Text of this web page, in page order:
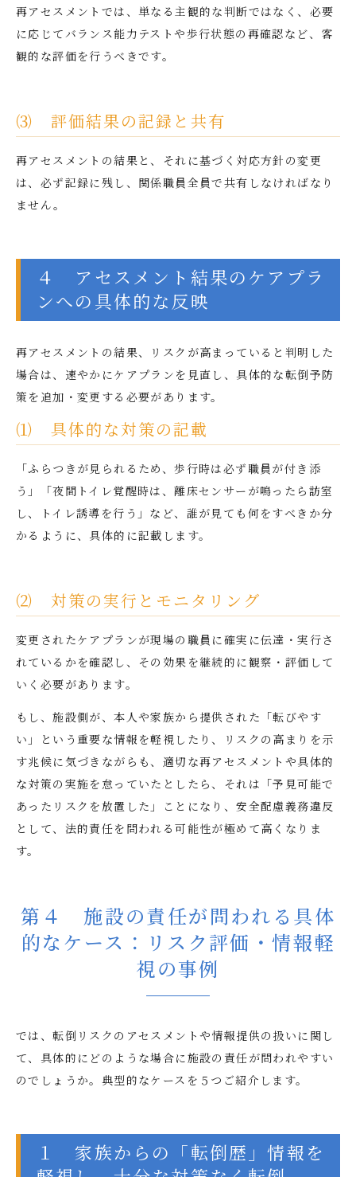
再アセスメントでは、単なる主観的な判断ではなく、必要
に応じてバランス能力テストや歩行状態の再確認など、客
観的な評価を行うべきです。
⑶ 評価結果の記録と共有
再アセスメントの結果と、それに基づく対応方針の変更
は、必ず記録に残し、関係職員全員で共有しなければなり
ません。
４ アセスメント結果のケアプラ
ンへの具体的な反映
再アセスメントの結果、リスクが高まっていると判明した
場合は、速やかにケアプランを見直し、具体的な転倒予防
策を追加・変更する必要があります。
⑴ 具体的な対策の記載
「ふらつきが見られるため、歩行時は必ず職員が付き添
う」「夜間トイレ覚醒時は、離床センサーが鳴ったら訪室
し、トイレ誘導を行う」など、誰が見ても何をすべきか分
かるように、具体的に記載します。
⑵ 対策の実行とモニタリング
変更されたケアプランが現場の職員に確実に伝達・実行さ
れているかを確認し、その効果を継続的に観察・評価して
いく必要があります。
もし、施設側が、本人や家族から提供された「転びやす
い」という重要な情報を軽視したり、リスクの高まりを示
す兆候に気づきながらも、適切な再アセスメントや具体的
な対策の実施を怠っていたとしたら、それは「予見可能で
あったリスクを放置した」ことになり、安全配慮義務違反
として、法的責任を問われる可能性が極めて高くなりま
す。
第４ 施設の責任が問われる具体
的なケース：リスク評価・情報軽
視の事例
では、転倒リスクのアセスメントや情報提供の扱いに関し
て、具体的にどのような場合に施設の責任が問われやすい
のでしょうか。典型的なケースを５つご紹介します。
１ 家族からの「転倒歴」情報を